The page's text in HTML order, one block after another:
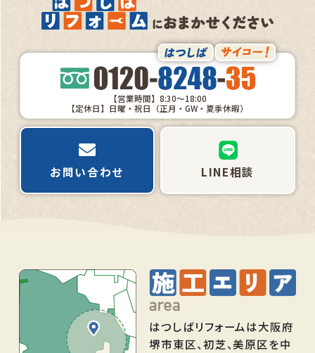
【営業時間】8:30～18:00
【定休日】日曜・祝日（正月・GW・夏季休暇）
お問い合わせ LINE相談
はつしばリフォームは大阪府
堺市東区、初芝、美原区を中